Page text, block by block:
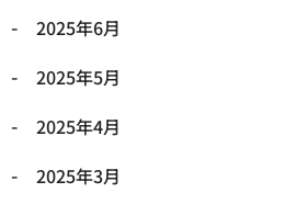
2025年6月
2025年5月
2025年4月
2025年3月